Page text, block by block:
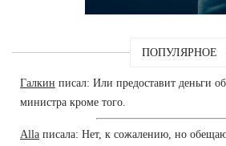
ПОПУЛЯРНОЕ
Галкин писал: Или предоставит деньги
министра кроме того.
Alla писала: Нет, к сожалению, но